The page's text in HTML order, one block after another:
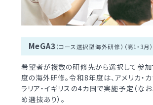
お問い合わせ サイトマップ
MeGA3（コース選択型海外研修）（高1・3月）
希望者が複数の研修先から選択して参
度の海外研修。令和8年度は、アメリカ・カ
ラリア・イギリスの4カ国で実施予定（な
め選抜あり）。